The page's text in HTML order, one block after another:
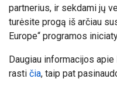
partnerius, ir sekdami jų
turėsite progą iš arčiau
Europe“ programos
Daugiau informacijos
rasti čia, taip pat